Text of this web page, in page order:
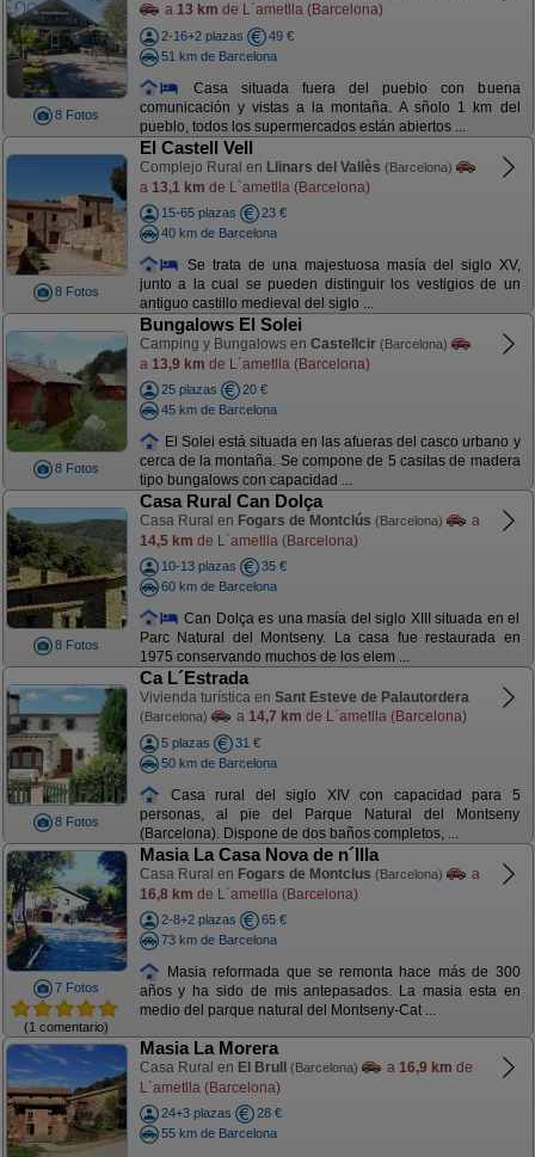
8 Fotos
a 13 km de L´ametlla (Barcelona)
2-16+2 plazas
49 €
51 km de Barcelona
Casa situada fuera del pueblo con buena
comunicación y vistas a la montaña. A sñolo 1 km del
pueblo, todos los supermercados están abiertos ...
8 Fotos
El Castell Vell
Complejo Rural en Llinars del Vallès (Barcelona)
a 13,1 km de L´ametlla (Barcelona)
15-65 plazas
23 €
40 km de Barcelona
Se trata de una majestuosa masía del siglo XV,
junto a la cual se pueden distinguir los vestigios de un
antiguo castillo medieval del siglo ...
8 Fotos
Bungalows El Solei
Camping y Bungalows en Castellcir (Barcelona)
a 13,9 km de L´ametlla (Barcelona)
25 plazas
20 €
45 km de Barcelona
El Solei está situada en las afueras del casco urbano y
cerca de la montaña. Se compone de 5 casitas de madera
tipo bungalows con capacidad ...
8 Fotos
Casa Rural Can Dolça
Casa Rural en Fogars de Montclús (Barcelona)
a
14,5 km de L´ametlla (Barcelona)
10-13 plazas
35 €
60 km de Barcelona
Can Dolça es una masía del siglo XIII situada en el
Parc Natural del Montseny. La casa fue restaurada en
1975 conservando muchos de los elem ...
8 Fotos
Ca L´Estrada
Vivienda turística en Sant Esteve de Palautordera
(Barcelona) a 14,7 km de L´ametlla (Barcelona)
5 plazas
31 €
50 km de Barcelona
Casa rural del siglo XIV con capacidad para 5
personas, al pie del Parque Natural del Montseny
(Barcelona). Dispone de dos baños completos, ...
7 Fotos
(1 comentario)
Masia La Casa Nova de n´Illa
Casa Rural en Fogars de Montclus (Barcelona)
a
16,8 km de L´ametlla (Barcelona)
2-8+2 plazas
65 €
73 km de Barcelona
Masia reformada que se remonta hace más de 300
años y ha sido de mis antepasados. La masia esta en
medio del parque natural del Montseny-Cat ...
Masia La Morera
Casa Rural en El Brull (Barcelona) a 16,9 km de
L´ametlla (Barcelona)
24+3 plazas
28 €
55 km de Barcelona